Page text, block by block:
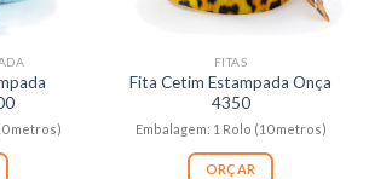
metros)
FITAS
Fita Cetim Estampada Onça
4350
Embalagem: 1 Rolo (10 metros)
ORÇAR